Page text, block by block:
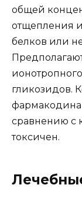
общей
отщепления
белков или
гликозидов.
сравнению с
токсичен.